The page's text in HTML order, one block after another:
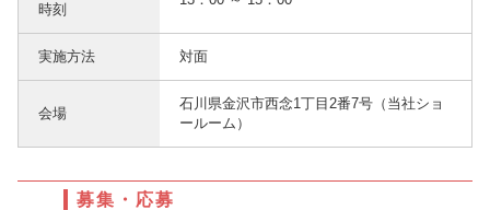
時刻
実施方法 対面
会場
石川県金沢市西念1丁目2番7号（当社ショ
ールーム）
募集・応募